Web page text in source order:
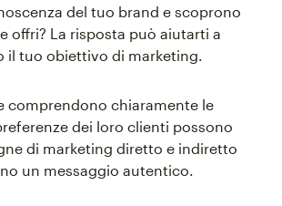
del tuo brand e scoprono
offri? La risposta può aiutarti a
il tuo obiettivo di marketing.
comprendono chiaramente le
dei loro clienti possono
di marketing diretto e indiretto
un messaggio autentico.